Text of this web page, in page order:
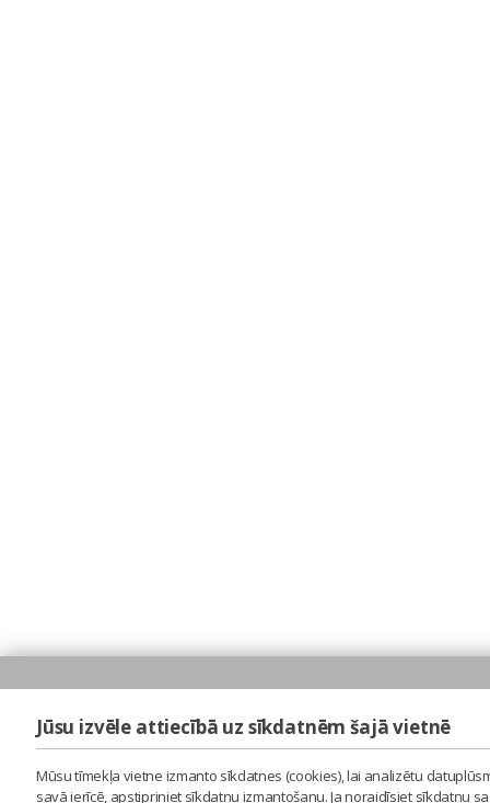
Jūsu izvēle attiecībā uz sīkdatnēm šajā vietnē
Mūsu tīmekļa vietne izmanto sīkdatnes (cookies), lai analizētu
savā ierīcē, apstipriniet sīkdatņu izmantošanu. Ja noraidīsiet sīkdatņu